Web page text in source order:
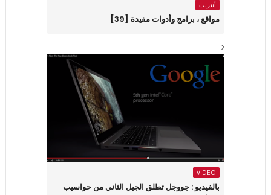
أنترنت
مواقع ، برامج وأدوات مفيدة [39]
VIDEO
بالفيديو : جووجل تطلق الجيل الثاني من حواسيب